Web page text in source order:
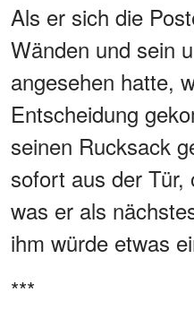
Als er sich die
Wänden und sein
angesehen hatte,
Entscheidung
seinen Rucksack
sofort aus der Tür,
was er als
ihm würde etwas
***